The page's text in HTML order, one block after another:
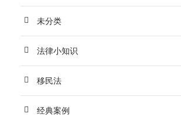
未分类
法律小知识
移民法
经典案例